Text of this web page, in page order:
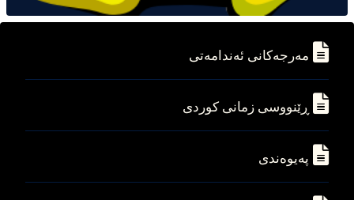
مه‌رجه‌کانی ئه‌ندامه‌تی
ڕێنووسی زمانی کوردی
په‌یوه‌ندی